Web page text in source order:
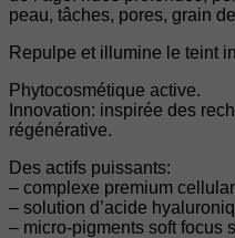
peau, tâches, pores, grain
Repulpe et illumine le teint
Phytocosmétique active.
Innovation: inspirée des
régénérative.
Des actifs puissants:
– complexe premium
– solution d’acide
– micro-pigments soft focus